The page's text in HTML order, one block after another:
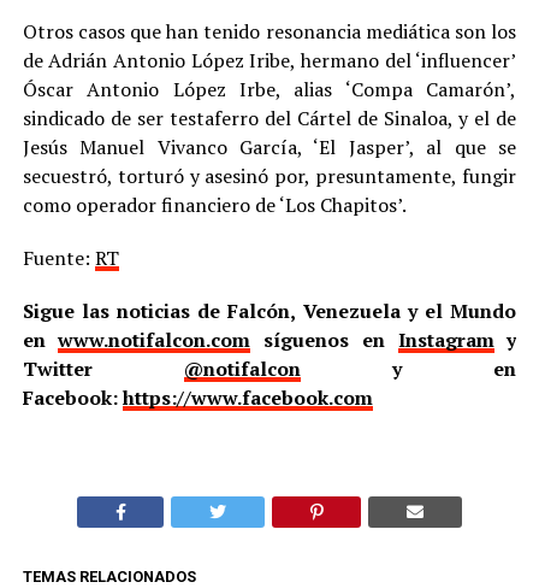
Otros casos que han tenido resonancia mediática son los
de Adrián Antonio López Iribe, hermano del ‘influencer’
Óscar Antonio López Irbe, alias ‘Compa Camarón’,
sindicado de ser testaferro del Cártel de Sinaloa, y el de
Jesús Manuel Vivanco García, ‘El Jasper’, al que se
secuestró, torturó y asesinó por, presuntamente, fungir
como operador financiero de ‘Los Chapitos’.
Fuente: RT
Sigue las noticias de Falcón, Venezuela y el Mundo
enwww.notifalcon.com síguenos en Instagramy
Twitter @notifalcony en
Facebook:https://www.facebook.com
TEMAS RELACIONADOS